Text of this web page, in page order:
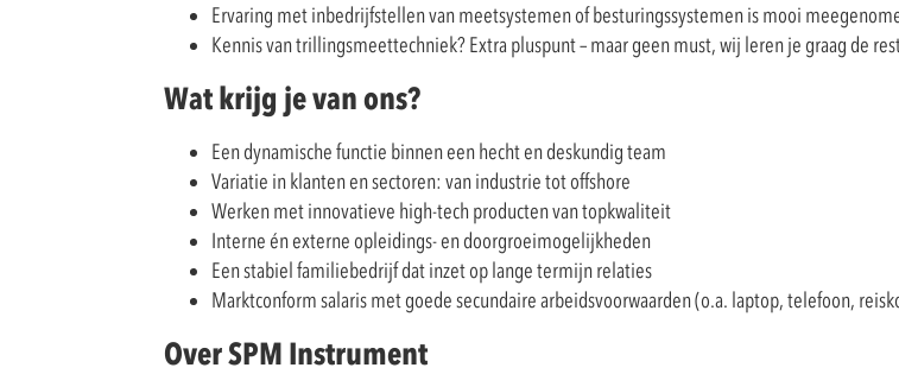
Ervaring met inbedrijfstellen van meetsystemen of besturingssystemen is mooi
Kennis van trillingsmeettechniek? Extra pluspunt – maar geen must, wij leren je graag de
Wat krijg je van ons?
Een dynamische functie binnen een hecht en deskundig team
Variatie in klanten en sectoren: van industrie tot offshore
Werken met innovatieve high-tech producten van topkwaliteit
Interne én externe opleidings- en doorgroeimogelijkheden
Een stabiel familiebedrijf dat inzet op lange termijn relaties
Marktconform salaris met goede secundaire arbeidsvoorwaarden (o.a. laptop, telefoon,
Over SPM Instrument